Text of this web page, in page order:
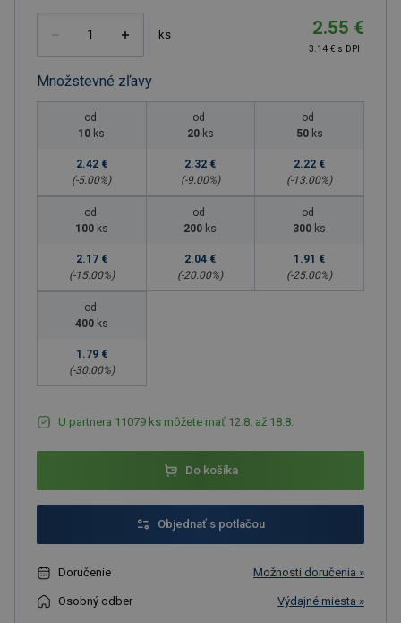
ks 2.55 €
3.14 € s DPH
Množstevné zľavy
od
10 ks
2.42 €
(-5.00%)
od
20 ks
2.32 €
(-9.00%)
od
50 ks
2.22 €
(-13.00%)
od
100 ks
2.17 €
(-15.00%)
od
200 ks
2.04 €
(-20.00%)
od
300 ks
1.91 €
(-25.00%)
od
400 ks
1.79 €
(-30.00%)
U partnera 11079 ks môžete mať 12.8. až 18.8.
Do košíka
Objednať s potlačou
Doručenie Možnosti doručenia »
Osobný odber Výdajné miesta »